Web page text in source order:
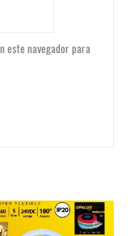
este navegador para